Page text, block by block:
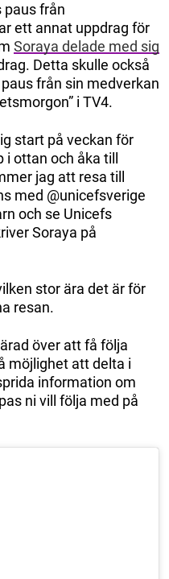
paus från
ett annat uppdrag för
Soraya delade med sig
Detta skulle också
från sin medverkan
i TV4.
start på veckan för
ottan och åka till
jag att resa till
med @unicefsverige
och se Unicefs
Soraya på
stor ära det är för
resan.
över att få följa
möjlighet att delta i
information om
ni vill följa med på